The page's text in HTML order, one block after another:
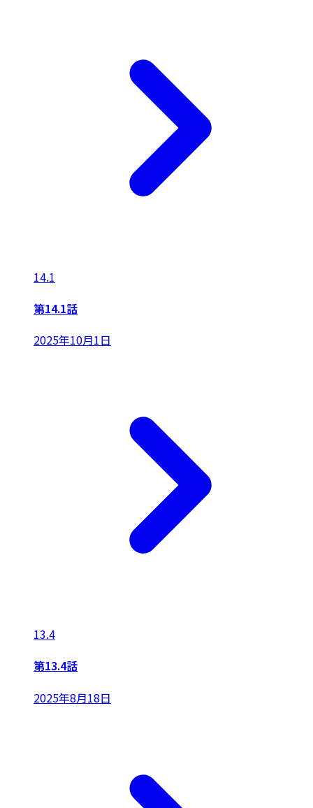
14.1
第14.1話
2025年10月1日
13.4
第13.4話
2025年8月18日